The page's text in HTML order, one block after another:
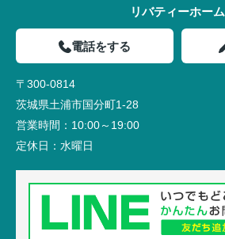
リバティーホーム
電話をする
〒300-0814
茨城県土浦市国分町1-28
営業時間： 10:00～19:00
定休日： 水曜日